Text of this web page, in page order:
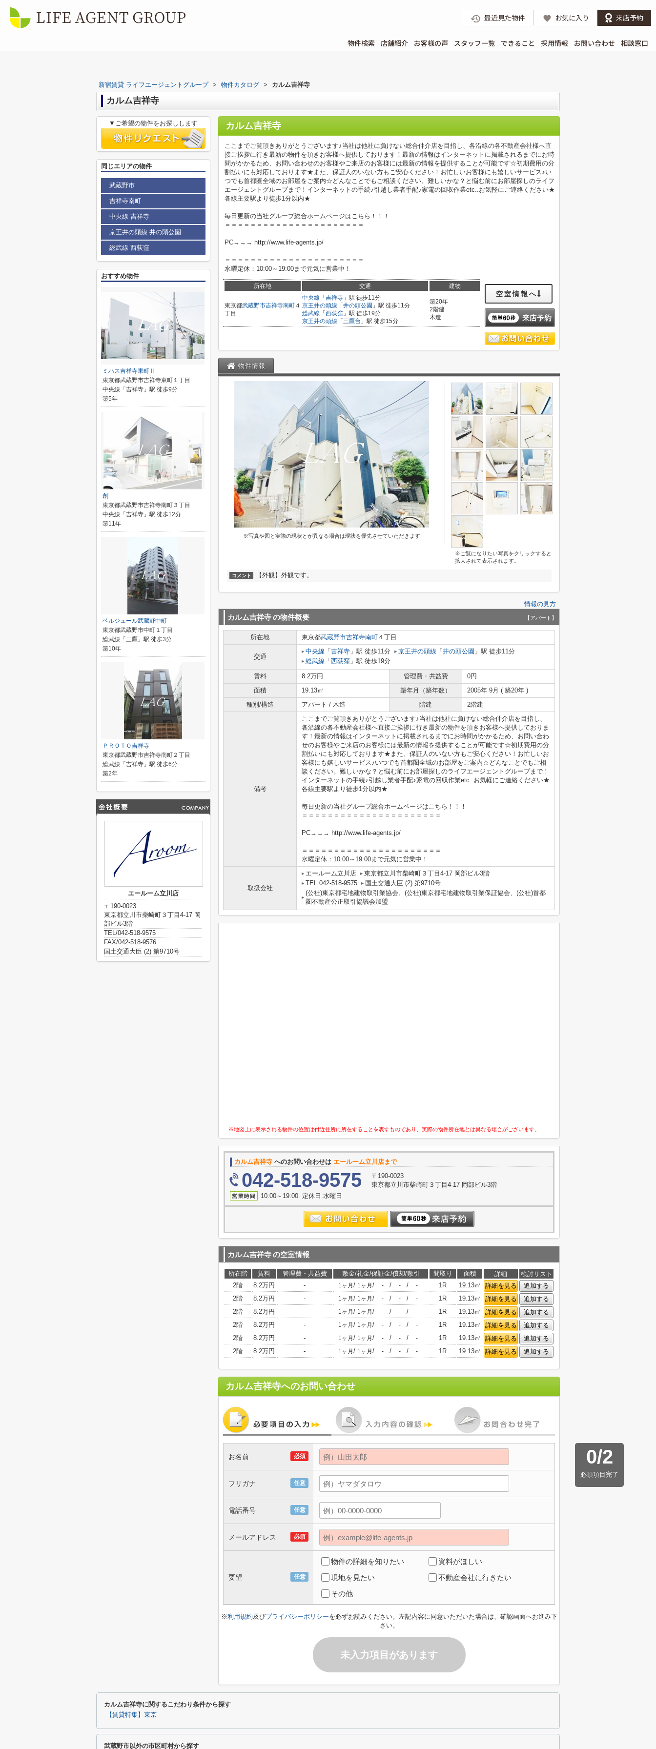
最近見た物件 お気に入り 来店予約
物件検索 店舗紹介 お客様の声 スタッフ一覧 できること 採用情報 お問い合わせ 相談窓口
新宿賃貸 ライフエージェントグループ > 物件カタログ > カルム吉祥寺
カルム吉祥寺
カルム吉祥寺
ここまでご覧頂きありがとうございます♪当社は他社に負けない総合仲介店を目指し、各沿線の各不動産会社様へ直
接ご挨拶に行き最新の物件を頂きお客様へ提供しております！最新の情報はインターネットに掲載されるまでにお時
間がかかるため、お問い合わせのお客様やご来店のお客様には最新の情報を提供することが可能です☆初期費用の分
割払いにも対応しております★また、保証人のいない方もご安心ください！お忙しいお客様にも嬉しいサービス♪い
つでも首都圏全域のお部屋をご案内☆どんなことでもご相談ください。難しいかな？と悩む前にお部屋探しのライフ
エージェントグループまで！インターネットの手続♪引越し業者手配♪家電の回収作業etc..お気軽にご連絡ください★
各線主要駅より徒歩1分以内★
毎日更新の当社グループ総合ホームページはこちら！！！
＝＝＝＝＝＝＝＝＝＝＝＝＝＝＝＝＝＝＝＝＝＝
PC→→→ http://www.life-agents.jp/
＝＝＝＝＝＝＝＝＝＝＝＝＝＝＝＝＝＝＝＝＝＝
水曜定休：10:00～19:00まで元気に営業中！
所在地 交通 建物
東京都武蔵野市吉祥寺南町４
丁目
中央線 「 吉祥寺 」駅 徒歩11分
京王井の頭線 「 井の頭公園 」駅 徒歩11分
総武線 「 西荻窪 」駅 徒歩19分
京王井の頭線 「 三鷹台 」駅 徒歩15分
築20年
2階建
木造
空室情報へ
物件情報
※写真や図と実際の現状とが異なる場合は現状を優先させていただきます
※ご覧になりたい写真をクリックすると
拡大されて表示されます。
コメント 【外観】外観です。
情報の見方
カルム吉祥寺の物件概要 【アパート】
所在地 東京都武蔵野市吉祥寺南町 ４丁目
交通
中央線 「 吉祥寺 」駅 徒歩11分 京王井の頭線 「 井の頭公園 」駅 徒歩11分
総武線 「 西荻窪 」駅 徒歩19分
賃料 8.2万円 管理費・共益費
0円
面積
19.13㎡ 築年月（築年数）
2005年 9月 ( 築20年 )
種別/構造
アパート / 木造 階建 2階建
備考
ここまでご覧頂きありがとうございます♪当社は他社に負けない総合仲介店を目指し、
各沿線の各不動産会社様へ直接ご挨拶に行き最新の物件を頂きお客様へ提供しておりま
す！最新の情報はインターネットに掲載されるまでにお時間がかかるため、お問い合わ
せのお客様やご来店のお客様には最新の情報を提供することが可能です☆初期費用の分
割払いにも対応しております★また、保証人のいない方もご安心ください！お忙しいお
客様にも嬉しいサービス♪いつでも首都圏全域のお部屋をご案内☆どんなことでもご相
談ください。難しいかな？と悩む前にお部屋探しのライフエージェントグループまで！
インターネットの手続♪引越し業者手配♪家電の回収作業etc..お気軽にご連絡ください★
各線主要駅より徒歩1分以内★
毎日更新の当社グループ総合ホームページはこちら！！！
＝＝＝＝＝＝＝＝＝＝＝＝＝＝＝＝＝＝＝＝＝＝
PC→→→ http://www.life-agents.jp/
＝＝＝＝＝＝＝＝＝＝＝＝＝＝＝＝＝＝＝＝＝＝
水曜定休：10:00～19:00まで元気に営業中！
取扱会社
エールーム立川店
東京都立川市柴崎町３丁目4-17 岡部ビル3階
TEL:042-518-9575
国土交通大臣 (2) 第9710号
(公社)東京都宅地建物取引業協会、(公社)東京都宅地建物取引業保証協会、(公社)首都
圏不動産公正取引協議会加盟
※地図上に表示される物件の位置は付近住所に所在することを表すものであり、実際の物件所在地とは異なる場合がございます。
カルム吉祥寺 へのお問い合わせは エールーム立川店まで
042-518-9575
〒190-0023
東京都立川市柴崎町３丁目4-17 岡部ビル3階
10:00～19:00 定休日:水曜日
カルム吉祥寺の空室情報
所在階 賃料 管理費・共益費 敷金/礼金/保証金/償却/敷引 間取り 面積 詳細
検討リスト
2階
8.2万円 - 1ヶ月 / 1ヶ月 / - / - / - 1R 19.13㎡ 詳細を見る
追加する
2階
8.2万円 - 1ヶ月 / 1ヶ月 / - / - / - 1R 19.13㎡ 詳細を見る
追加する
2階
8.2万円 - 1ヶ月 / 1ヶ月 / - / - / - 1R 19.13㎡ 詳細を見る
追加する
2階
8.2万円 - 1ヶ月 / 1ヶ月 / - / - / - 1R 19.13㎡ 詳細を見る
追加する
2階
8.2万円 - 1ヶ月 / 1ヶ月 / - / - / - 1R 19.13㎡ 詳細を見る
追加する
2階
8.2万円 - 1ヶ月 / 1ヶ月 / - / - / - 1R 19.13㎡ 詳細を見る 追加する
カルム吉祥寺へのお問い合わせ
0/2
必須項目完了
必須
お名前
任意
フリガナ
任意
電話番号
必須
メールアドレス
任意
要望
物件の詳細を知りたい
資料がほしい
現地を見たい
不動産会社に行きたい
その他
※利用規約及びプライバシーポリシーを必ずお読みください。左記内容に同意いただいた場合は、確認画面へお進み下
さい。
未入力項目があります
▼ご希望の物件をお探しします
同じエリアの物件
武蔵野市
吉祥寺南町
中央線 吉祥寺
京王井の頭線 井の頭公園
総武線 西荻窪
おすすめ物件
ミハス吉祥寺東町Ⅱ
東京都武蔵野市吉祥寺東町１丁目
中央線「吉祥寺」駅 徒歩9分
築5年
創
東京都武蔵野市吉祥寺南町３丁目
中央線「吉祥寺」駅 徒歩12分
築11年
ベルジュール武蔵野中町
東京都武蔵野市中町１丁目
総武線「三鷹」駅 徒歩3分
築10年
ＰＲＯＴＯ吉祥寺
東京都武蔵野市吉祥寺南町２丁目
総武線「吉祥寺」駅 徒歩6分
築2年
エールーム立川店
〒190-0023
東京都立川市柴崎町３丁目4-17 岡
部ビル3階
TEL/042-518-9575
FAX/042-518-9576
国土交通大臣 (2) 第9710号
カルム吉祥寺に関するこだわり条件から探す
【賃貸特集】東京
武蔵野市以外の市区町村から探す